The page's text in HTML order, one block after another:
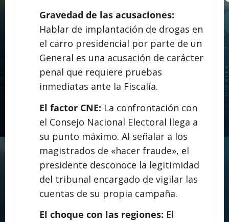
Gravedad de las acusaciones:
Hablar de implantación de drogas en
el carro presidencial por parte de un
General es una acusación de carácter
penal que requiere pruebas
inmediatas ante la Fiscalía.
El factor CNE: La confrontación con
el Consejo Nacional Electoral llega a
su punto máximo. Al señalar a los
magistrados de «hacer fraude», el
presidente desconoce la legitimidad
del tribunal encargado de vigilar las
cuentas de su propia campaña.
El choque con las regiones: El